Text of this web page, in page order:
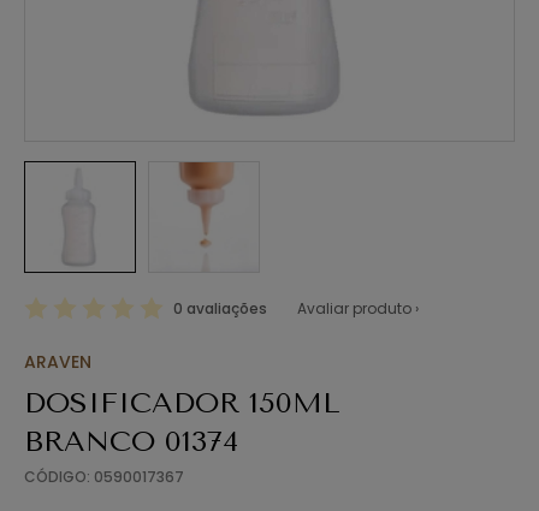
0 avaliações Avaliar produto ›
ARAVEN
DOSIFICADOR 150ML
BRANCO 01374
CÓDIGO: 0590017367